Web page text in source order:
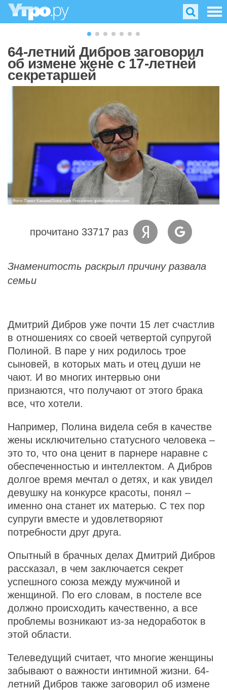
64-летний Дибров заговорил
об измене жене с 17-летней
секретаршей
Фото: Павел Кашаев/Global Look Press/www.globallookpress.com
прочитано 33717 раз
Знаменитость раскрыл причину развала
семьи
Дмитрий Дибров уже почти 15 лет счастлив
в отношениях со своей четвертой супругой
Полиной. В паре у них родилось трое
сыновей, в которых мать и отец души не
чают. И во многих интервью они
признаются, что получают от этого брака
все, что хотели.
Например, Полина видела себя в качестве
жены исключительно статусного человека –
это то, что она ценит в парнере наравне с
обеспеченностью и интеллектом. А Дибров
долгое время мечтал о детях, и как увидел
девушку на конкурсе красоты, понял –
именно она станет их матерью. С тех пор
супруги вместе и удовлетворяют
потребности друг друга.
Опытный в брачных делах Дмитрий Дибров
рассказал, в чем заключается секрет
успешного союза между мужчиной и
женщиной. По его словам, в постеле все
должно происходить качественно, а все
проблемы возникают из-за недоработок в
этой области.
Телеведущий считает, что многие женщины
забывают о важности интимной жизни. 64-
летний Дибров также заговорил об измене